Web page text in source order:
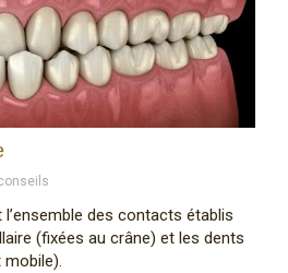
l’ensemble des contacts établis
(fixées au crâne) et les dents